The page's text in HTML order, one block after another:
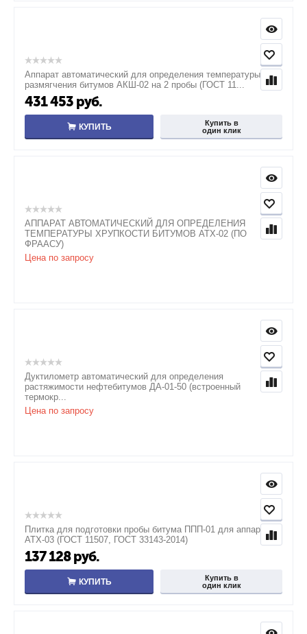
Аппарат автоматический для определения температуры
размягчения битумов АКШ-02 на 2 пробы (ГОСТ 11...
431 453 руб.
КУПИТЬ
Купить в
один клик
АППАРАТ АВТОМАТИЧЕСКИЙ ДЛЯ ОПРЕДЕЛЕНИЯ
ТЕМПЕРАТУРЫ ХРУПКОСТИ БИТУМОВ АТХ-02 (ПО
ФРААСУ)
Цена по запросу
Дуктилометр автоматический для определения
растяжимости нефтебитумов ДА-01-50 (встроенный
термокр...
Цена по запросу
Плитка для подготовки пробы битума ППП-01 для аппарата
АТХ-03 (ГОСТ 11507, ГОСТ 33143-2014)
137 128 руб.
КУПИТЬ
Купить в
один клик